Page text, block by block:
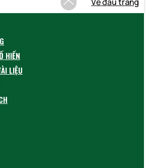
HIẾN
LIỆU